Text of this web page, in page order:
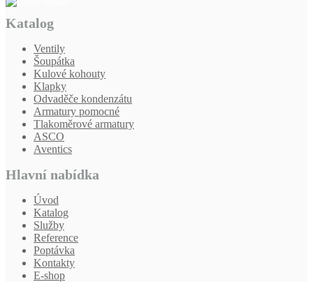
Katalog
Ventily
Šoupátka
Kulové kohouty
Klapky
Odvaděče kondenzátu
Armatury pomocné
Tlakoměrové armatury
ASCO
Aventics
Hlavní nabídka
Úvod
Katalog
Služby
Reference
Poptávka
Kontakty
E-shop